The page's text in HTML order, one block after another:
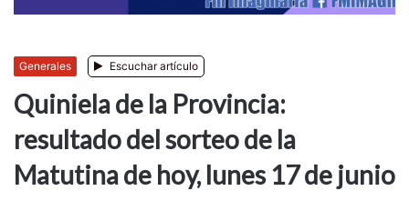
Generales Escuchar artículo
Quiniela de la Provincia:
resultado del sorteo de la
Matutina de hoy, lunes 17 de junio